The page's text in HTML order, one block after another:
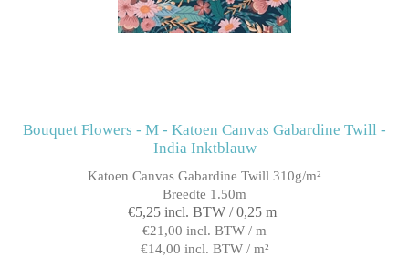
Bouquet Flowers - M - Katoen Canvas Gabardine Twill -
India Inktblauw
Katoen Canvas Gabardine Twill 310g/m²
Breedte 1.50m
€5,25 incl. BTW / 0,25 m
€21,00 incl. BTW / m
€14,00 incl. BTW / m²